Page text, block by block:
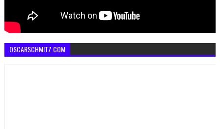
OSCARSCHMITZ.COM